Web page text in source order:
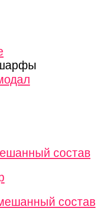
состав
состав